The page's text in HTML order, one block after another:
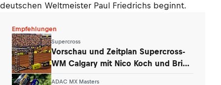
deutschen Weltmeister Paul Friedrichs beginnt.
Empfehlungen
Supercross
Vorschau und Zeitplan Supercross-
WM Calgary mit Nico Koch und Brian
ADAC MX Masters